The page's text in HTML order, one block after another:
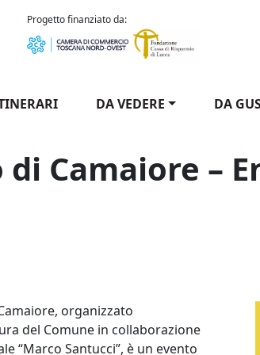
Progetto finanziato da:
DA VEDERE DA
Camaiore –
- Ensemble Frescobaldi / 15th
organizzato
del Comune in collaborazione
“Marco Santucci”, è un evento